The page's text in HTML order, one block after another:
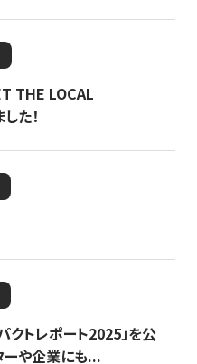
THE LOCAL
た！
クトレポート2025」を公
ーや企業にも...